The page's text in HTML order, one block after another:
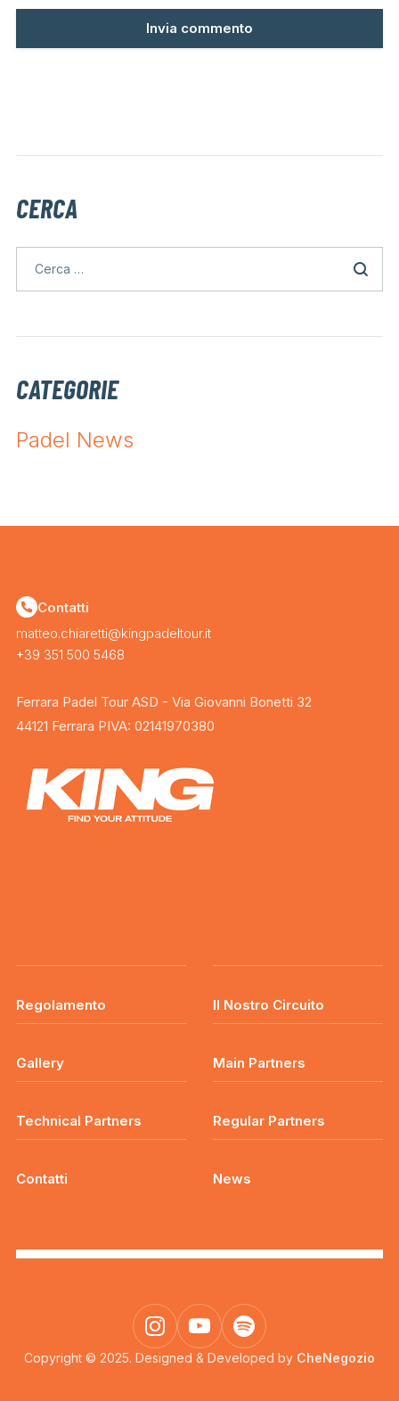
CERCA
CATEGORIE
Padel News
Contatti
matteo.chiaretti@kingpadeltour.it
+39 351 500 5468
Ferrara Padel Tour ASD - Via Giovanni Bonetti 32
44121 Ferrara PIVA: 02141970380
Regolamento Il Nostro Circuito
Gallery Main Partners
Technical Partners Regular Partners
Contatti News
Copyright © 2025. Designed & Developed by CheNegozio